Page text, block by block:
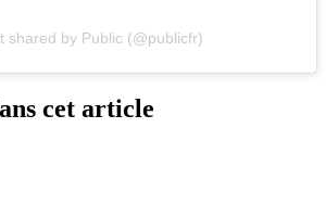
shared by Public (@publicfr)
cet article